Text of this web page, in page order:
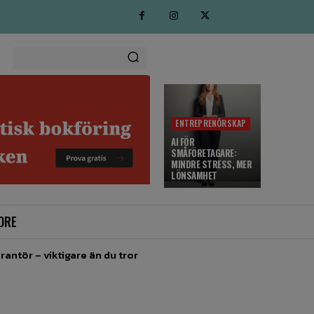
ENTREPRENÖRSKAP
AI FÖR
SMÅFÖRETAGARE:
MINDRE STRESS, MER
LÖNSAMHET
– viktigare än du tror